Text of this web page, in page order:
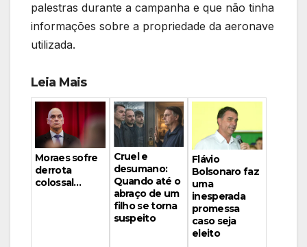
palestras durante a campanha e que não tinha
informações sobre a propriedade da aeronave
utilizada.
Leia Mais
Moraes sofre
derrota
colossal…
Cruel e
desumano:
Quando até o
abraço de um
filho se torna
suspeito
Flávio
Bolsonaro faz
uma
inesperada
promessa
caso seja
eleito